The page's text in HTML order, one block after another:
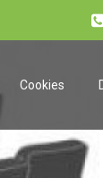
Cookies